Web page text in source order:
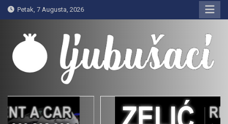
Skip
to
content
Petak, 7 Augusta, 2026
Ljubušaci
Svom voljenom gradu